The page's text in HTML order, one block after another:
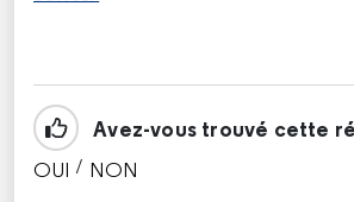
Avez-vous trouvé cette
OUI / NON